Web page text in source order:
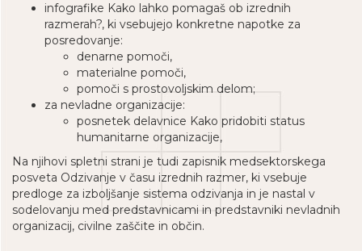
infografike Kako lahko pomagaš ob izrednih
razmerah?, ki vsebujejo konkretne napotke za
posredovanje:
denarne pomoči,
materialne pomoči,
pomoči s prostovoljskim delom;
za nevladne organizacije:
posnetek delavnice Kako pridobiti status
humanitarne organizacije,
Na njihovi spletni strani je tudi zapisnik medsektorskega
posveta Odzivanje v času izrednih razmer, ki vsebuje
predloge za izboljšanje sistema odzivanja in je nastal v
sodelovanju med predstavnicami in predstavniki nevladnih
organizacij, civilne zaščite in občin.